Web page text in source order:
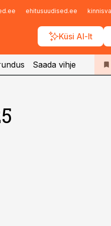
ehitusuudised.ee
Küsi AI-lt
Telli
Saada vihje